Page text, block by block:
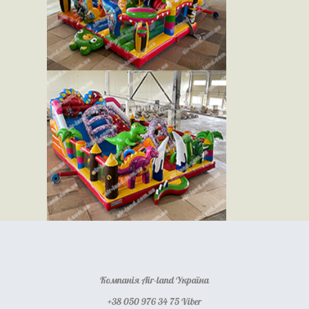
Компанія Air-land Україна
+38 050 976 34 75 Viber